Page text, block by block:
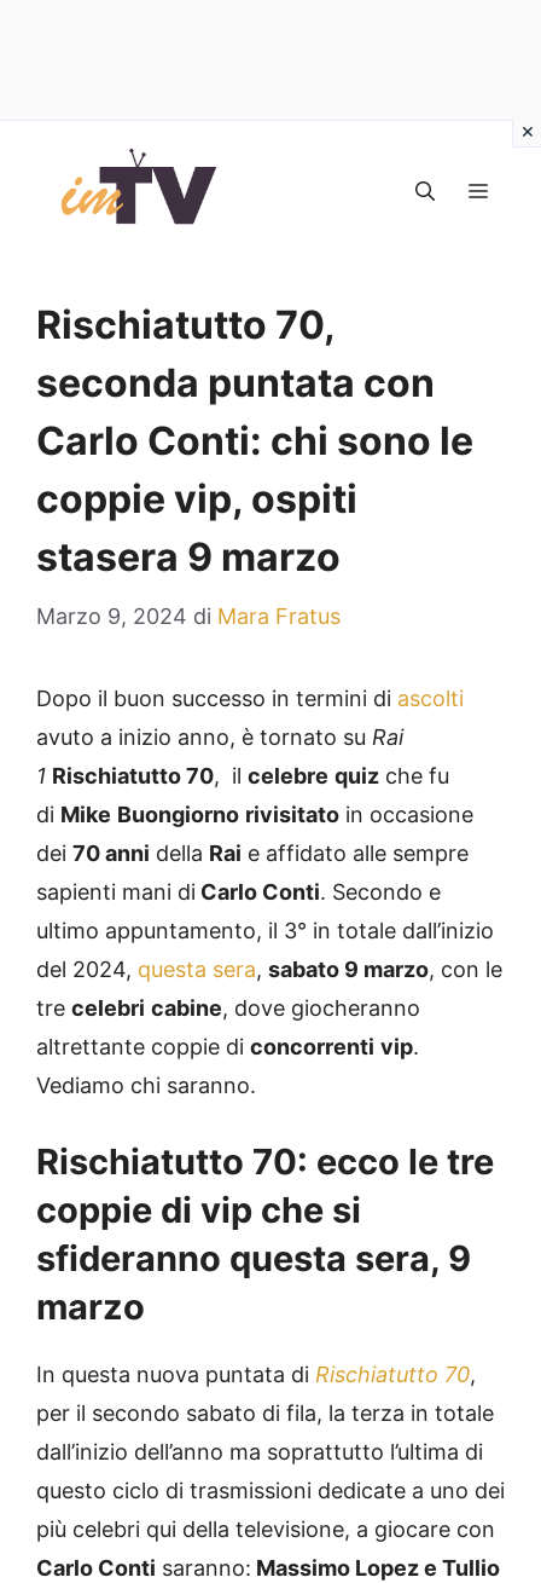
contenuto
Rischiatutto 70,
seconda puntata con
Carlo Conti: chi sono le
coppie vip, ospiti
stasera 9 marzo
Marzo 9, 2024 di Mara Fratus
Dopo il buon successo in termini di ascolti
avuto a inizio anno, è tornato su Rai
1 Rischiatutto 70, il celebre quiz che fu
di Mike Buongiorno rivisitato in occasione
dei 70 anni della Rai e affidato alle sempre
sapienti mani di Carlo Conti. Secondo e
ultimo appuntamento, il 3° in totale dall’inizio
del 2024, questa sera, sabato 9 marzo, con le
tre celebri cabine, dove giocheranno
altrettante coppie di concorrenti vip.
Vediamo chi saranno.
Rischiatutto 70: ecco le tre
coppie di vip che si
sfideranno questa sera, 9
marzo
In questa nuova puntata di Rischiatutto 70,
per il secondo sabato di fila, la terza in totale
dall’inizio dell’anno ma soprattutto l’ultima di
questo ciclo di trasmissioni dedicate a uno dei
più celebri qui della televisione, a giocare con
Carlo Conti saranno: Massimo Lopez e Tullio